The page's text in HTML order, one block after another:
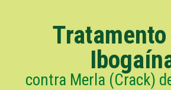
contra Merla (Crack)